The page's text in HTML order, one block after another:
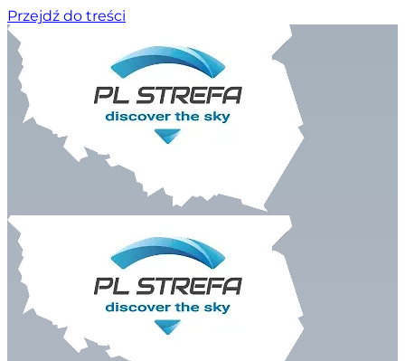
Przejdź do treści